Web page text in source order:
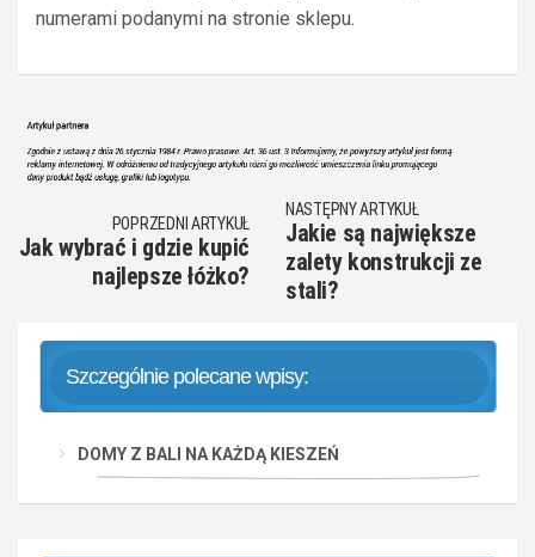
numerami podanymi na stronie sklepu.
POPRZEDNI ARTYKUŁ
Jak wybrać i gdzie kupić
najlepsze łóżko?
NASTĘPNY ARTYKUŁ
Jakie są największe
zalety konstrukcji ze
stali?
Szczególnie polecane wpisy:
DOMY Z BALI NA KAŻDĄ KIESZEŃ